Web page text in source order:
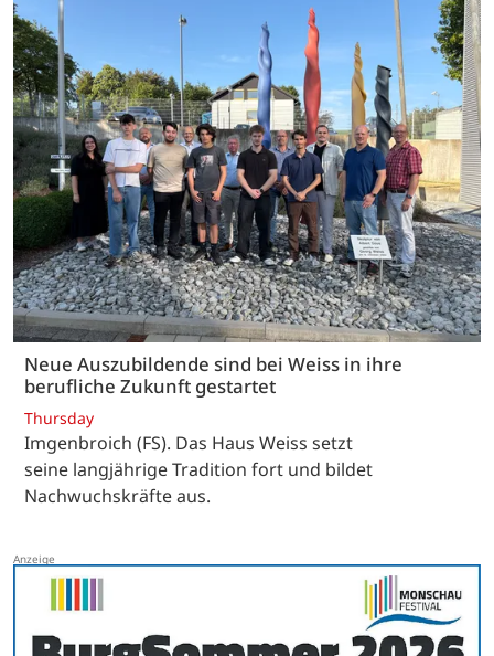
Neue Auszubildende sind bei Weiss in ihre
berufliche Zukunft gestartet
Thursday
Imgenbroich (FS). Das Haus Weiss setzt
seine langjährige Tradition fort und bildet
Nachwuchskräfte aus.